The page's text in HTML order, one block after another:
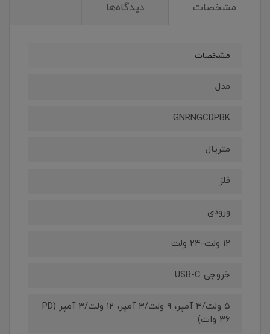
مشخصات دیدگاه‌ها
مشخصات
مدل
GNRNGCDPBK
متریال
فلز
ورودی
۱۲ ولت-۲۴ ولت
خروجی USB-C
۵ ولت/۳ آمپر، ۹ ولت/۳ آمپر، ۱۲ ولت/۳ آمپر (PD
۳۶ وات)